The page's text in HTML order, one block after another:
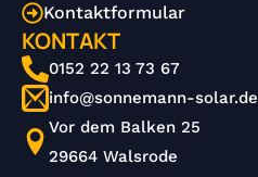
Kontaktformular
KONTAKT
0152 22 13 73 67
info@sonnemann-solar.de
Vor dem Balken 25
29664 Walsrode